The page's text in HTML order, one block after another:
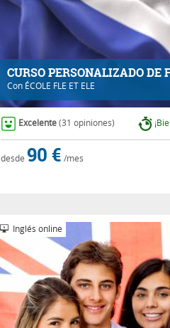
CURSO PERSONALIZADO DE
Con ÉCOLE FLE ET ELE
Excelente (31 opiniones)
desde 90 € /mes
Inglés online